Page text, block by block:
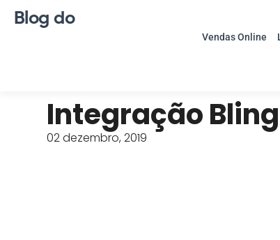
Blog do
Vendas Online
Integração
02 dezembro, 2019